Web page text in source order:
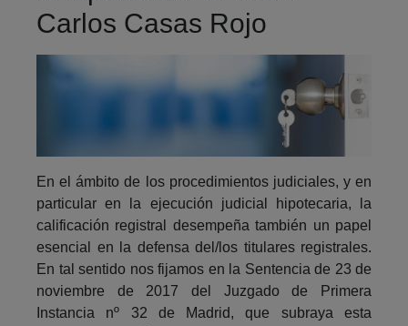
Carlos Casas Rojo
En el ámbito de los procedimientos judiciales, y en
particular en la ejecución judicial hipotecaria, la
calificación registral desempeña también un papel
esencial en la defensa del/los titulares registrales.
En tal sentido nos fijamos en la Sentencia de 23 de
noviembre de 2017 del Juzgado de Primera
Instancia nº 32 de Madrid, que subraya esta